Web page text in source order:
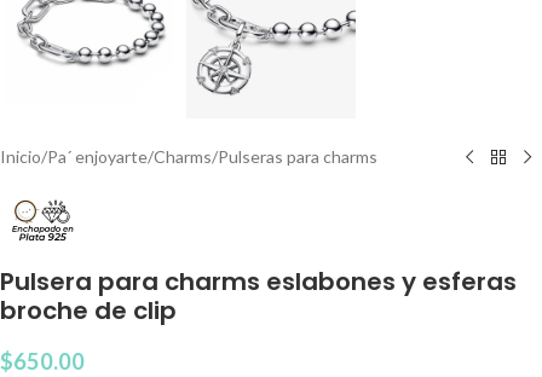
Inicio/Pa´ enjoyarte/Charms/Pulseras para charms
Pulsera para charms eslabones y esferas
broche de clip
$650.00